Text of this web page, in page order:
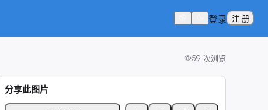
登录 注 册
59 次浏览
分享此图片